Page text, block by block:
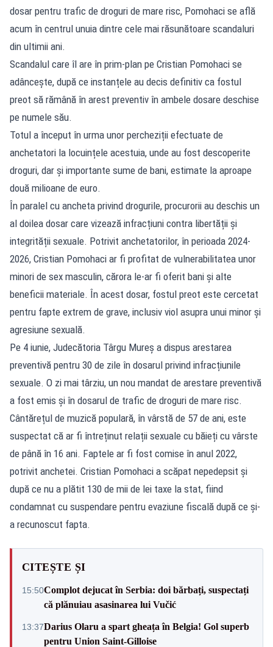
dosar pentru trafic de droguri de mare risc, Pomohaci se află
acum în centrul unuia dintre cele mai răsunătoare scandaluri
din ultimii ani.
Scandalul care îl are în prim-plan pe Cristian Pomohaci se
adâncește, după ce instanțele au decis definitiv ca fostul
preot să rămână în arest preventiv în ambele dosare deschise
pe numele său.
Totul a început în urma unor percheziții efectuate de
anchetatori la locuințele acestuia, unde au fost descoperite
droguri, dar și importante sume de bani, estimate la aproape
două milioane de euro.
În paralel cu ancheta privind drogurile, procurorii au deschis un
al doilea dosar care vizează infracțiuni contra libertății și
integrității sexuale. Potrivit anchetatorilor, în perioada 2024-
2026, Cristian Pomohaci ar fi profitat de vulnerabilitatea unor
minori de sex masculin, cărora le-ar fi oferit bani și alte
beneficii materiale. În acest dosar, fostul preot este cercetat
pentru fapte extrem de grave, inclusiv viol asupra unui minor și
agresiune sexuală.
Pe 4 iunie, Judecătoria Târgu Mureș a dispus arestarea
preventivă pentru 30 de zile în dosarul privind infracțiunile
sexuale. O zi mai târziu, un nou mandat de arestare preventivă
a fost emis și în dosarul de trafic de droguri de mare risc.
Cântărețul de muzică populară, în vârstă de 57 de ani, este
suspectat că ar fi întreținut relații sexuale cu băieți cu vârste
de până în 16 ani. Faptele ar fi fost comise în anul 2022,
potrivit anchetei. Cristian Pomohaci a scăpat nepedepsit și
după ce nu a plătit 130 de mii de lei taxe la stat, fiind
condamnat cu suspendare pentru evaziune fiscală după ce și-
a recunoscut fapta.
CITEȘTE ȘI
15:50Complot dejucat în Serbia: doi bărbați, suspectați
că plănuiau asasinarea lui Vučić
13:37Darius Olaru a spart gheața în Belgia! Gol superb
pentru Union Saint-Gilloise